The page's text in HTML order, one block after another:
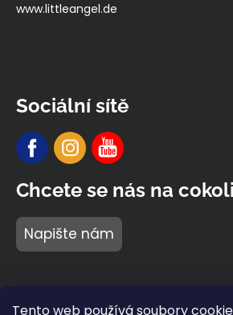
Tento web používá soubory
www.littleangel.de
Sociální sítě
Chcete se nás na
Napište nám